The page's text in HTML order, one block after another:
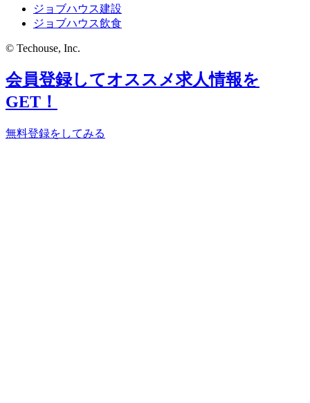
ジョブハウス建設
ジョブハウス飲食
© Techouse, Inc.
会員登録してオススメ求人情報を
GET！
無料登録をしてみる